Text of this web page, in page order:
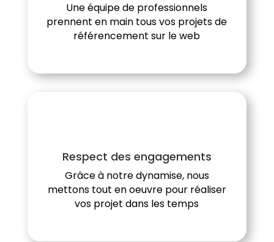
Une équipe de professionnels
prennent en main tous vos projets de
référencement sur le web
Respect des engagements
Grâce à notre dynamise, nous
mettons tout en oeuvre pour réaliser
vos projet dans les temps